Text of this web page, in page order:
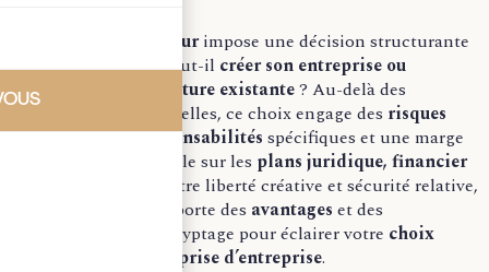
Devenir entrepreneurimpose une décision structurante
dès le démarrage : faut-il créer son entreprise ou
reprendre une structure existante? Au-delà des
préférences personnelles, ce choix engage des risques
différents, desresponsabilités spécifiques et une marge
de manœuvre variable sur les plans juridique, financier
. Entre liberté créative et sécurité relative,
chaque option comporte des avantages et des
. Décryptage pour éclairer votre choix
entre création et reprise d’entreprise.